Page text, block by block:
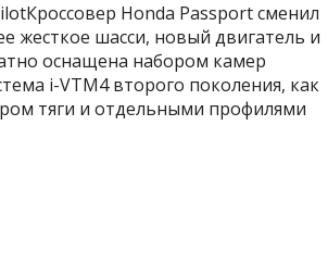
Honda Passport сменил
жесткое шасси, новый двигатель и
оснащена набором камер
i-VTM4 второго поколения, как
тяги и отдельными профилями